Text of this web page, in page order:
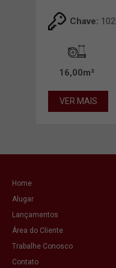
Chave:
16,00m²
VER MAIS
Home
Alugar
Lançamentos
Área do Cliente
Trabalhe Conosco
Contato